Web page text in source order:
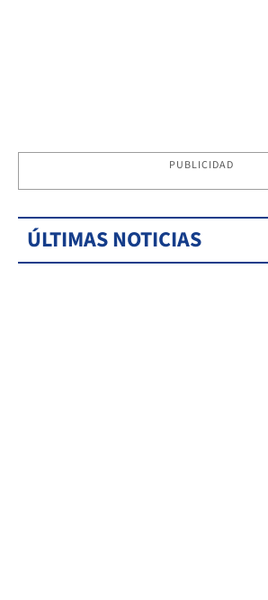
PUBLICIDAD
ÚLTIMAS NOTICIAS